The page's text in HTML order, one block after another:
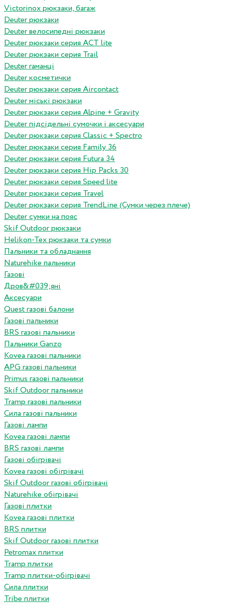
Victorinox рюкзаки, багаж
Deuter рюкзаки
Deuter велосипедні рюкзаки
Deuter рюкзаки серия ACT lite
Deuter рюкзаки серия Trail
Deuter гаманці
Deuter косметички
Deuter рюкзаки серия Aircontact
Deuter міські рюкзаки
Deuter рюкзаки серия Alpine + Gravity
Deuter підсідельні сумочки і аксесуари
Deuter рюкзаки серия Classic + Spectro
Deuter рюкзаки серия Family 36
Deuter рюкзаки серия Futura 34
Deuter рюкзаки серия Hip Packs 30
Deuter рюкзаки серия Speed lite
Deuter рюкзаки серия Travel
Deuter рюкзаки серия TrendLine (Сумки через плече)
Deuter сумки на пояс
Skif Outdoor рюкзаки
Helikon-Tex рюкзаки та сумки
Пальники та обладнання
Naturehike пальники
Газові
Дров&#039;яні
Аксесуари
Quest газові балони
Газові пальники
BRS газові пальники
Пальники Ganzo
Kovea газові пальники
APG газові пальники
Primus газові пальники
Skif Outdoor пальники
Tramp газові пальники
Сила газові пальники
Газові лампи
Kovea газові лампи
BRS газові лампи
Газові обігрівачі
Kovea газові обігрівачі
Skif Outdoor газові обігрівачі
Naturehike обігрівачі
Газові плитки
Kovea газові плитки
BRS плитки
Skif Outdoor газові плитки
Petromax плитки
Tramp плитки
Tramp плитки-обігрівачі
Сила плитки
Tribe плитки